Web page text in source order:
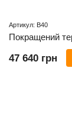
Артикул: B40
47 640 грн